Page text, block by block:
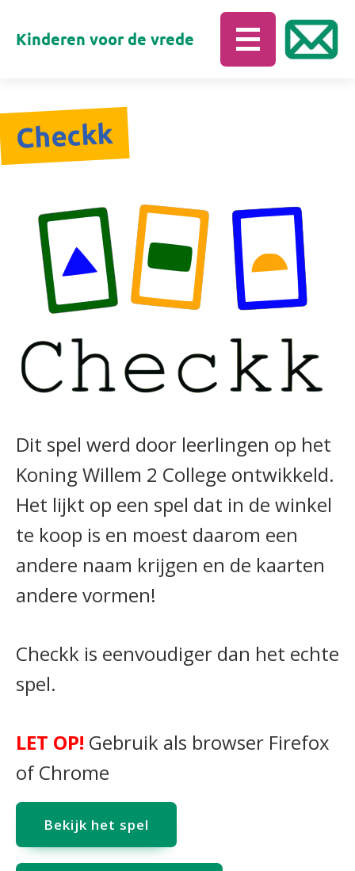
Kinderen voor de vrede
Checkk
Dit spel werd door leerlingen op het
Koning Willem 2 College ontwikkeld.
Het lijkt op een spel dat in de winkel
te koop is en moest daarom een
andere naam krijgen en de kaarten
andere vormen!
Checkk is eenvoudiger dan het echte
spel.
LET OP! Gebruik als browser Firefox
of Chrome
Bekijk het spel